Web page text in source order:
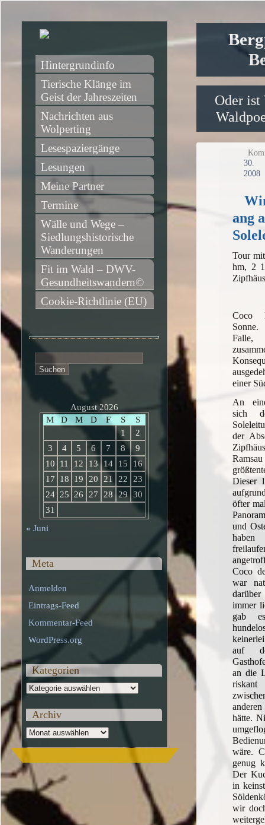
Oder ist
2008
ang
Tour
hm, 2
Coco
einer
An
sich
der
Dieser
öfter
und
Coco
war
immer
gab
auf
an die
hätte.
wäre.
genug
Der
in
wir
Hintergrundinfo
Tierische Klänge im
Geist der Jahreszeiten
Nachrichten aus
Wolperting
Lesespaziergänge
Lesungen
Meine Partner
Termine
Wälle und Wege –
Siedlungshistorische
Wanderungen
Fit im Wald – DWV-
Gesundheitswandern©
Cookie-Richtlinie (EU)
nach:
August 2026
M
D M D F S
S
1
2
3
4 5 6 7 8
9
10
11 12 13 14 15
16
17
18 19 20 21 22
23
24 25 26 27 28 29
30
31
« Juni
Meta
Anmelden
Eintrags-Feed
Kommentar-Feed
WordPress.org
Kategorien
Kategorien
Archiv
Archiv